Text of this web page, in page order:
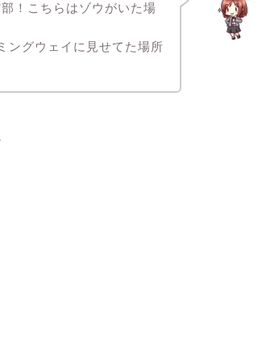
！こちらはゾウがいた場
ングウェイに見せてた場所